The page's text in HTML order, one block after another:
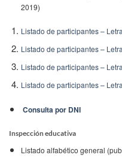
2019)
Listado de participantes –
Listado de participantes –
Listado de participantes –
Listado de participantes –
Consulta por DNI
Inspección educativa
Listado alfabético general